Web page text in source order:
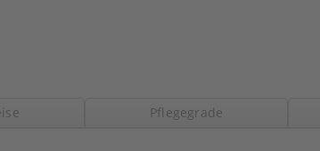
Pflegegrade